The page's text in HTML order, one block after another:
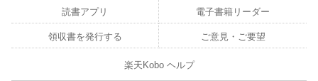
読書アプリ 電子書籍リーダー
領収書を発行する ご意見・ご要望
楽天Kobo ヘルプ